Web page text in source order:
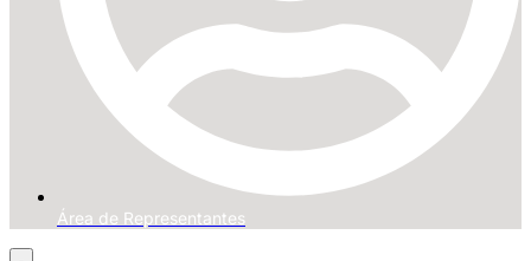
Área de Representantes